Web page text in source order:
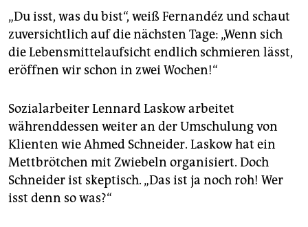
„Du isst, was du bist“, weiß Fernandéz und schaut
zuversichtlich auf die nächsten Tage: „Wenn sich
die Lebensmittelaufsicht endlich schmieren lässt,
eröffnen wir schon in zwei Wochen!“
Sozialarbeiter Lennard Laskow arbeitet
währenddessen weiter an der Umschulung von
Klienten wie Ahmed Schneider. Laskow hat ein
Mettbrötchen mit Zwiebeln organisiert. Doch
Schneider ist skeptisch. „Das ist ja noch roh! Wer
isst denn so was?“